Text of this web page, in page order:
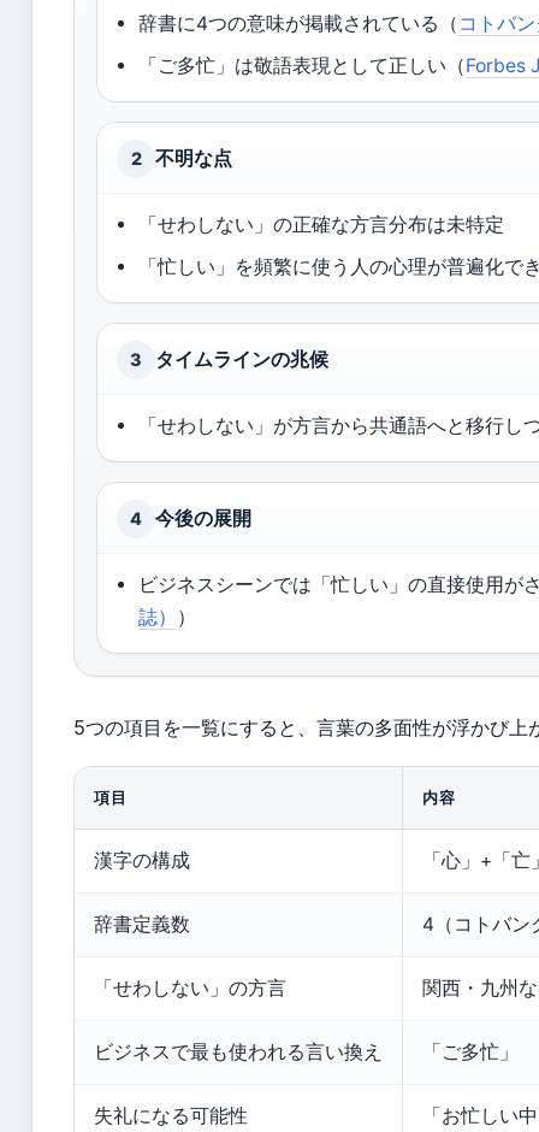
辞書に4つの意味が掲載されている（ コトバ
「ご多忙」は敬語表現として正しい（Forbes
2 不明な点
「せわしない」の正確な方言分布は未特定
「忙しい」を頻繁に使う人の心理が普遍化で
3 タイムラインの兆候
「せわしない」が方言から共通語へと移行し
4 今後の展開
ビジネスシーンでは「忙しい」の直接使用が
誌） ）
5つの項目を一覧にすると、言葉の多面性が浮かび上
項目 内容
漢字の構成 「心」+「
辞書定義数 4（コトバン
「せわしない」の方言 関西・九州
ビジネスで最も使われる言い換え 「ご多忙」
失礼になる可能性 「お忙しい